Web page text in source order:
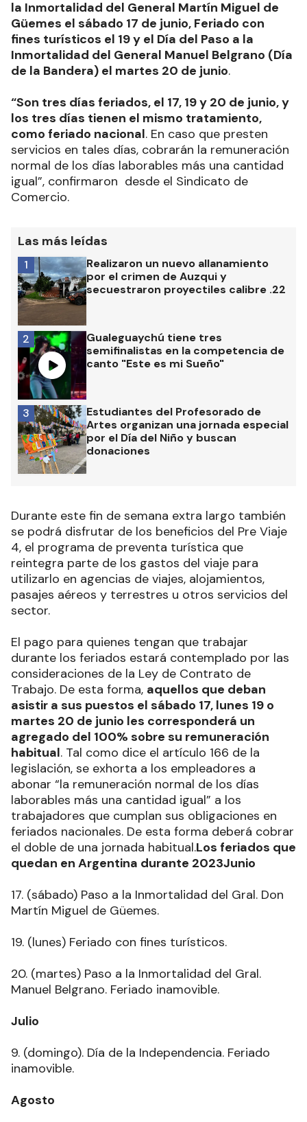
la Inmortalidad del General Martín Miguel de
Güemes el sábado 17 de junio, Feriado con
fines turísticos el 19 y el Día del Paso a la
Inmortalidad del General Manuel Belgrano (Día
de la Bandera) el martes 20 de junio.
“Son tres días feriados, el 17, 19 y 20 de junio, y
los tres días tienen el mismo tratamiento,
como feriado nacional. En caso que presten
servicios en tales días, cobrarán la remuneración
normal de los días laborables más una cantidad
igual”, confirmaron desde el Sindicato de
Comercio.
Las más leídas
Realizaron un nuevo allanamiento
por el crimen de Auzqui y
secuestraron proyectiles calibre .22
1
Gualeguaychú tiene tres
semifinalistas en la competencia de
canto "Este es mi Sueño"
2
Estudiantes del Profesorado de
Artes organizan una jornada especial
por el Día del Niño y buscan
donaciones
3
Durante este fin de semana extra largo también
se podrá disfrutar de los beneficios del Pre Viaje
4, el programa de preventa turística que
reintegra parte de los gastos del viaje para
utilizarlo en agencias de viajes, alojamientos,
pasajes aéreos y terrestres u otros servicios del
sector.
El pago para quienes tengan que trabajar
durante los feriados estará contemplado por las
consideraciones de la Ley de Contrato de
Trabajo. De esta forma, aquellos que deban
asistir a sus puestos el sábado 17, lunes 19 o
martes 20 de junio les corresponderá un
agregado del 100% sobre su remuneración
habitual. Tal como dice el artículo 166 de la
legislación, se exhorta a los empleadores a
abonar “la remuneración normal de los días
laborables más una cantidad igual” a los
trabajadores que cumplan sus obligaciones en
feriados nacionales. De esta forma deberá cobrar
el doble de una jornada habitual.Los feriados que
quedan en Argentina durante 2023Junio
17. (sábado) Paso a la Inmortalidad del Gral. Don
Martín Miguel de Güemes.
19. (lunes) Feriado con fines turísticos.
20. (martes) Paso a la Inmortalidad del Gral.
Manuel Belgrano. Feriado inamovible.
Julio
9. (domingo). Día de la Independencia. Feriado
inamovible.
Agosto